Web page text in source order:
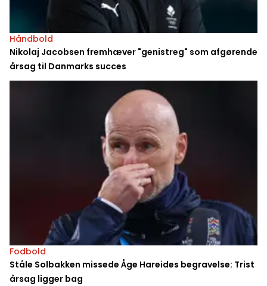
Håndbold
Nikolaj Jacobsen fremhæver "genistreg" som afgørende
årsag til Danmarks succes
Fodbold
Ståle Solbakken missede Åge Hareides begravelse: Trist
årsag ligger bag